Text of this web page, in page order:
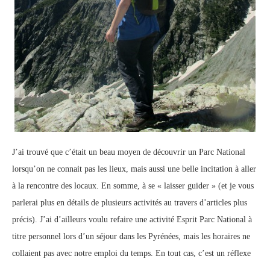
J’ai trouvé que c’était un beau moyen de découvrir un Parc National
lorsqu’on ne connait pas les lieux, mais aussi une belle incitation à aller
à la rencontre des locaux. En somme, à se « laisser guider » (et je vous
parlerai plus en détails de plusieurs activités au travers d’articles plus
précis). J’ai d’ailleurs voulu refaire une activité Esprit Parc National à
titre personnel lors d’un séjour dans les Pyrénées, mais les horaires ne
collaient pas avec notre emploi du temps. En tout cas, c’est un réflexe